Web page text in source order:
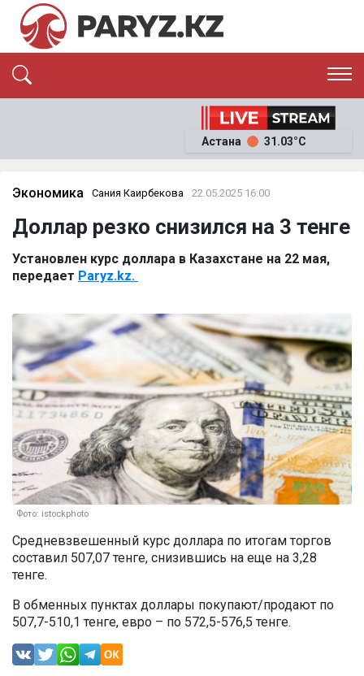
ЭКСКЛЮЗИВ
САЙЛАУ-2026
СҰХБАТ
Астана 31.03°C
Экономика Сания Каирбекова 22.05.2025 16:00
Доллар резко снизился на 3 тенге
Установлен курс доллара в Казахстане на 22 мая,
передает Paryz.kz.
Фото: istockphoto
Средневзвешенный курс доллара по итогам торгов
составил 507,07 тенге, снизившись на еще на 3,28
тенге.
В обменных пунктах доллары покупают/продают по
507,7-510,1 тенге, евро – по 572,5-576,5 тенге.